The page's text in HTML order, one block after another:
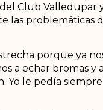
Club Valledupar
problemáticas
porque ya
a echar bromas y
le pedía siempre